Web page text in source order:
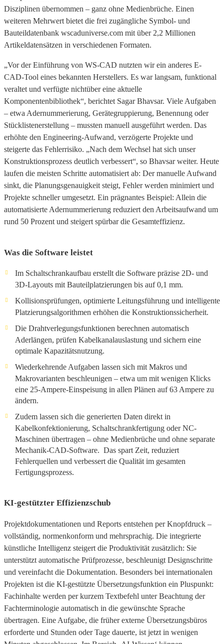
Disziplinen übernommen – ganz ohne Medienbrüche. Einen
weiteren Mehrwert bietet die frei zugängliche Symbol- und
Bauteildatenbank wscaduniverse.com mit über 2,2 Millionen
Artikeldatensätzen in verschiedenen Formaten.
„Vor der Einführung von WS-CAD nutzten wir ein anderes E-
CAD-Tool eines bekannten Herstellers. Es war langsam, funktional
veraltet und verfügte nichtüber eine aktuelle
Komponentenbibliothek“, berichtet Sagar Bhavsar. Viele Aufgaben
– etwa Adernummerierung, Gerätegruppierung, Benennung oder
Stücklistenerstellung – mussten manuell ausgeführt werden. Das
erhöhte den Engineering-Aufwand, verzögerte Projekte und
steigerte das Fehlerrisiko. „Nach dem Wechsel hat sich unser
Konstruktionsprozess deutlich verbessert“, so Bhavsar weiter. Heute
laufen die meisten Schritte automatisiert ab: Der manuelle Aufwand
sinkt, die Planungsgenauigkeit steigt, Fehler werden minimiert und
Projekte schneller umgesetzt. Ein prägnantes Beispiel: Allein die
automatisierte Adernummerierung reduziert den Arbeitsaufwand um
rund 50 Prozent und steigert spürbar die Gesamteffizienz.
Was die Software leistet
Im Schaltschrankaufbau erstellt die Software präzise 2D- und
3D-Layouts mit Bauteilplatzierungen bis auf 0,1 mm.
Kollisionsprüfungen, optimierte Leitungsführung und intelligente
Platzierungsalgorithmen erhöhen die Konstruktionssicherheit.
Die Drahtverlegungsfunktionen berechnen automatisch
Aderlängen, prüfen Kabelkanalauslastung und sichern eine
optimale Kapazitätsnutzung.
Wiederkehrende Aufgaben lassen sich mit Makros und
Makrovarianten beschleunigen – etwa um mit wenigen Klicks
eine 25-Ampere-Einspeisung in allen Plänen auf 63 Ampere zu
ändern.
Zudem lassen sich die generierten Daten direkt in
Kabelkonfektionierung, Schaltschrankfertigung oder NC-
Maschinen übertragen – ohne Medienbrüche und ohne separate
Mechanik-CAD-Software. Das spart Zeit, reduziert
Fehlerquellen und verbessert die Qualität im gesamten
Fertigungsprozess.
KI-gestützter Effizienzschub
Projektdokumentationen und Reports entstehen per Knopfdruck –
vollständig, normenkonform und mehrsprachig. Die integrierte
künstliche Intelligenz steigert die Produktivität zusätzlich: Sie
unterstützt automatische Prüfprozesse, beschleunigt Designschritte
und vereinfacht die Dokumentation. Besonders bei internationalen
Projekten ist die KI-gestützte Übersetzungsfunktion ein Pluspunkt:
Fachinhalte werden per kurzem Textbefehl unter Beachtung der
Fachterminologie automatisch in die gewünschte Sprache
übertragen. Eine Aufgabe, die früher externe Übersetzungsbüros
erforderte und Stunden oder Tage dauerte, ist jetzt in wenigen